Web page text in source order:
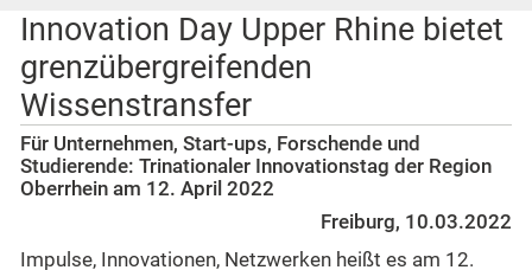
Innovation Day Upper Rhine bietet
grenzübergreifenden
Wissenstransfer
Für Unternehmen, Start-ups, Forschende und
Studierende: Trinationaler Innovationstag der Region
Oberrhein am 12. April 2022
Freiburg, 10.03.2022
Impulse, Innovationen, Netzwerken heißt es am 12.